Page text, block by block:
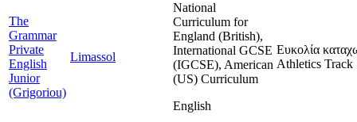
The
Grammar
Private
English
Junior
(Grigoriou)
Limassol
National
Curriculum for
England (British),
International GCSE
(IGCSE), American
(US) Curriculum
English
Ευκολία
Athletics Track